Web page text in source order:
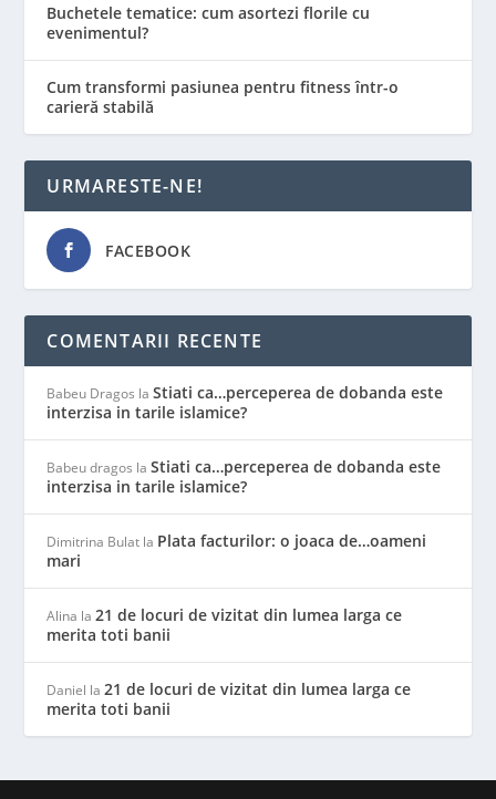
Buchetele tematice: cum asortezi florile cu
evenimentul?
Cum transformi pasiunea pentru fitness într-o
carieră stabilă
URMARESTE-NE!
FACEBOOK
COMENTARII RECENTE
Babeu Dragos laStiati ca…perceperea de dobanda este
interzisa in tarile islamice?
Babeu dragos laStiati ca…perceperea de dobanda este
interzisa in tarile islamice?
Dimitrina Bulat la Plata facturilor: o joaca de…oameni
mari
Alina la21 de locuri de vizitat din lumea larga ce
merita toti banii
Daniel la21 de locuri de vizitat din lumea larga ce
merita toti banii